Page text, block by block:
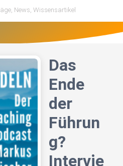
Das
Ende
der
Führun
g?
Intervie